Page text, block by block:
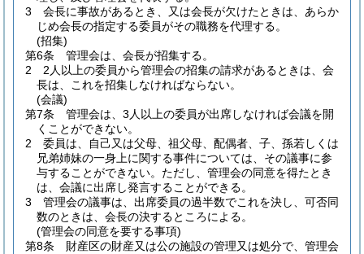
3
会長に事故があるとき、又は会長が欠けたときは、あらか
じめ会長の指定する委員がその職務を代理する。
(招集)
第6条
管理会は、会長が招集する。
2
2人以上の委員から管理会の招集の請求があるときは、会
長は、これを招集しなければならない。
(会議)
第7条
管理会は、3人以上の委員が出席しなければ会議を開
くことができない。
2
委員は、自己又は父母、祖父母、配偶者、子、孫若しくは
兄弟姉妹の一身上に関する事件については、その議事に参
与することができない。 ただし、管理会の同意を得たとき
は、会議に出席し発言することができる。
3
管理会の議事は、出席委員の過半数でこれを決し、可否同
数のときは、会長の決するところによる。
(管理会の同意を要する事項)
第8条
財産区の財産又は公の施設の管理又は処分で、管理会